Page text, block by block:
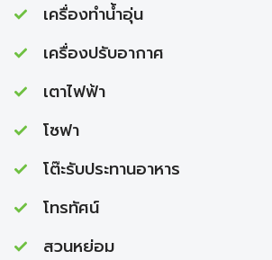
เครื่องทำนํ้าอุ่น
เครื่องปรับอากาศ
เตาไฟฟ้า
โซฟา
โต๊ะรับประทานอาหาร
โทรทัศน์
สวนหย่อม